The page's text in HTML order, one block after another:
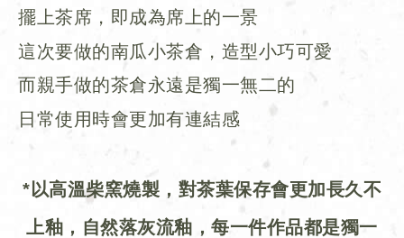
擺上茶席，即成為席上的一景
這次要做的南瓜小茶倉，造型小巧可愛
而親手做的茶倉永遠是獨一無二的
日常使用時會更加有連結感
*以高溫柴窯燒製，對茶葉保存會更加長久不
上釉，自然落灰流釉，每一件作品都是獨一